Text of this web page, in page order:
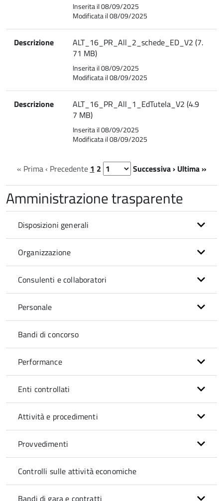
Inserita il 08/09/2025
Modificata il 08/09/2025
Descrizione
ALT_16_PR_All_2_schede_ED_V2 (7.
71 MB)
Inserita il 08/09/2025
Modificata il 08/09/2025
Descrizione
ALT_16_PR_All_1_EdTutela_V2 (4.9
7 MB)
Inserita il 08/09/2025
Modificata il 08/09/2025
« Prima‹ Precedente 1 2 Successiva › Ultima »
Amministrazione trasparente
Disposizioni generali
Organizzazione
Consulenti e collaboratori
Personale
Bandi di concorso
Performance
Enti controllati
Attività e procedimenti
Provvedimenti
Controlli sulle attività economiche
Bandi di gara e contratti